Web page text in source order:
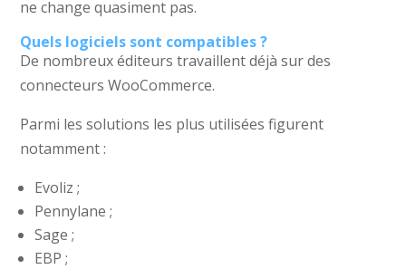
ne change quasiment pas.
Quels logiciels sont compatibles ?
De nombreux éditeurs travaillent déjà sur des
connecteurs WooCommerce.
Parmi les solutions les plus utilisées figurent
notamment :
Evoliz ;
Pennylane ;
Sage ;
EBP ;